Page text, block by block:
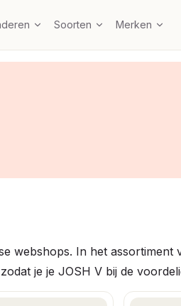
Soorten Merken
webshops. In het assortiment
je je JOSH V bij de